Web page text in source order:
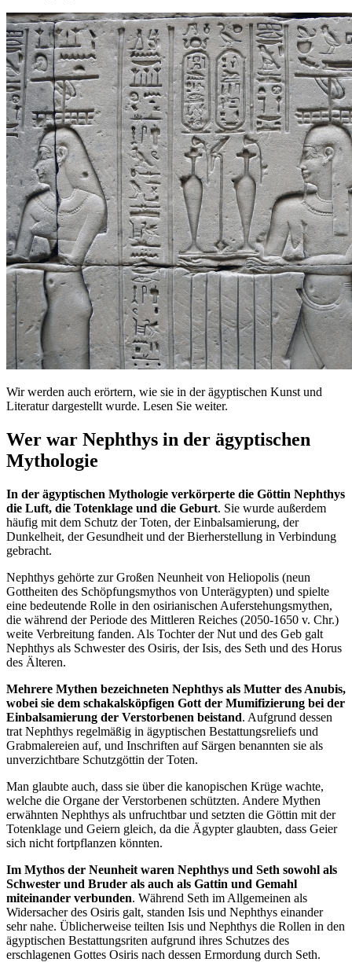
Wir werden auch erörtern, wie sie in der ägyptischen Kunst und
Literatur dargestellt wurde. Lesen Sie weiter.
Wer war Nephthys in der ägyptischen
Mythologie
In der ägyptischen Mythologie verkörperte die Göttin Nephthys
die Luft, die Totenklage und die Geburt. Sie wurde außerdem
häufig mit dem Schutz der Toten, der Einbalsamierung, der
Dunkelheit, der Gesundheit und der Bierherstellung in Verbindung
gebracht.
Nephthys gehörte zur Großen Neunheit von Heliopolis (neun
Gottheiten des Schöpfungsmythos von Unterägypten) und spielte
eine bedeutende Rolle in den osirianischen Auferstehungsmythen,
die während der Periode des Mittleren Reiches (2050-1650 v. Chr.)
weite Verbreitung fanden. Als Tochter der Nut und des Geb galt
Nephthys als Schwester des Osiris, der Isis, des Seth und des Horus
des Älteren.
Mehrere Mythen bezeichneten Nephthys als Mutter des Anubis,
wobei sie dem schakalsköpfigen Gott der Mumifizierung bei der
Einbalsamierung der Verstorbenen beistand. Aufgrund dessen
trat Nephthys regelmäßig in ägyptischen Bestattungsreliefs und
Grabmalereien auf, und Inschriften auf Särgen benannten sie als
unverzichtbare Schutzgöttin der Toten.
Man glaubte auch, dass sie über die kanopischen Krüge wachte,
welche die Organe der Verstorbenen schützten. Andere Mythen
erwähnten Nephthys als unfruchtbar und setzten die Göttin mit der
Totenklage und Geiern gleich, da die Ägypter glaubten, dass Geier
sich nicht fortpflanzen könnten.
Im Mythos der Neunheit waren Nephthys und Seth sowohl als
Schwester und Bruder als auch als Gattin und Gemahl
miteinander verbunden. Während Seth im Allgemeinen als
Widersacher des Osiris galt, standen Isis und Nephthys einander
sehr nahe. Üblicherweise teilten Isis und Nephthys die Rollen in den
ägyptischen Bestattungsriten aufgrund ihres Schutzes des
erschlagenen Gottes Osiris nach dessen Ermordung durch Seth.